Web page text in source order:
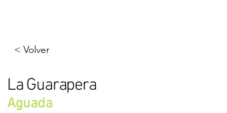
< Volver
La Guarapera
Aguada